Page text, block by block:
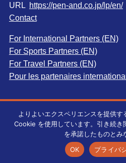
URL https://pen-and.co.jp/lp/en/
Contact
For International Partners (EN)
For Sports Partners (EN)
For Travel Partners (EN)
Pour les partenaires
© Pen＆Co., Ltd. All rights
よりよいエクスペリエンスを提供
Cookie を使用しています。引き続
を承諾したものとみ
OK
プライバ